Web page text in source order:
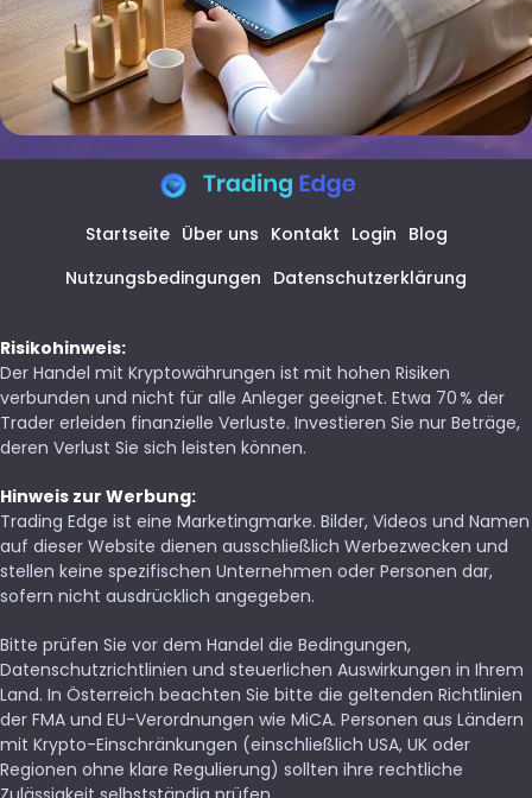
Startseite Über uns Kontakt Login Blog
Nutzungsbedingungen Datenschutzerklärung
Risikohinweis:
Der Handel mit Kryptowährungen ist mit hohen Risiken
verbunden und nicht für alle Anleger geeignet. Etwa 70 % der
Trader erleiden finanzielle Verluste. Investieren Sie nur Beträge,
deren Verlust Sie sich leisten können.
Hinweis zur Werbung:
Trading Edge ist eine Marketingmarke. Bilder, Videos und Namen
auf dieser Website dienen ausschließlich Werbezwecken und
stellen keine spezifischen Unternehmen oder Personen dar,
sofern nicht ausdrücklich angegeben.
Bitte prüfen Sie vor dem Handel die Bedingungen,
Datenschutzrichtlinien und steuerlichen Auswirkungen in Ihrem
Land. In Österreich beachten Sie bitte die geltenden Richtlinien
der FMA und EU-Verordnungen wie MiCA. Personen aus Ländern
mit Krypto-Einschränkungen (einschließlich USA, UK oder
Regionen ohne klare Regulierung) sollten ihre rechtliche